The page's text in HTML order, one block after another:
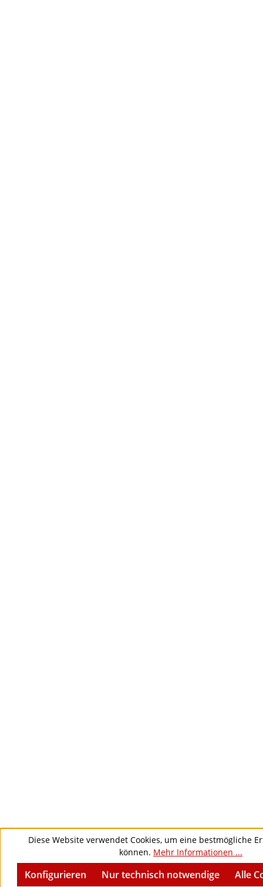
Diese Website verwendet Cookies, um eine bestmögliche
können. Mehr Informationen ...
Nur technisch notwendige
Konfigurieren Alle